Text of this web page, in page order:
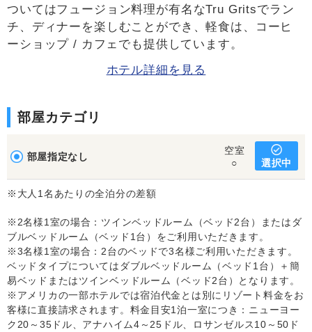
ついてはフュージョン料理が有名なTru Gritsでラン
チ、ディナーを楽しむことができ、軽食は、コーヒ
ーショップ / カフェでも提供しています。
ホテル詳細を見る
部屋カテゴリ
部屋指定なし
空室
○
選択中
※大人1名あたりの全泊分の差額
※2名様1室の場合：ツインベッドルーム（ベッド2台）またはダ
ブルベッドルーム（ベッド1台）をご利用いただきます。
※3名様1室の場合：2台のベッドで3名様ご利用いただきます。
ベッドタイプについてはダブルベッドルーム（ベッド1台）＋簡
易ベッドまたはツインベッドルーム（ベッド2台）となります。
※アメリカの一部ホテルでは宿泊代金とは別にリゾート料金をお
客様に直接請求されます。料金目安1泊一室につき：ニューヨー
ク20～35ドル、アナハイム4～25ドル、ロサンゼルス10～50ド